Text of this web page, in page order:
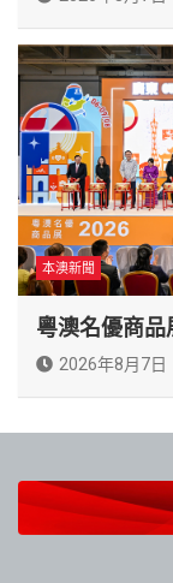
本澳新聞
粵澳名優商品
2026年8月7日